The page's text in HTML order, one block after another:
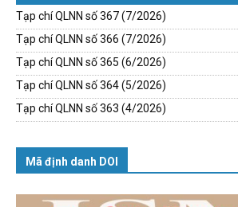
Tạp chí QLNN số 367 (7/2026)
Tạp chí QLNN số 366 (7/2026)
Tạp chí QLNN số 365 (6/2026)
Tạp chí QLNN số 364 (5/2026)
Tạp chí QLNN số 363 (4/2026)
Mã định danh DOI